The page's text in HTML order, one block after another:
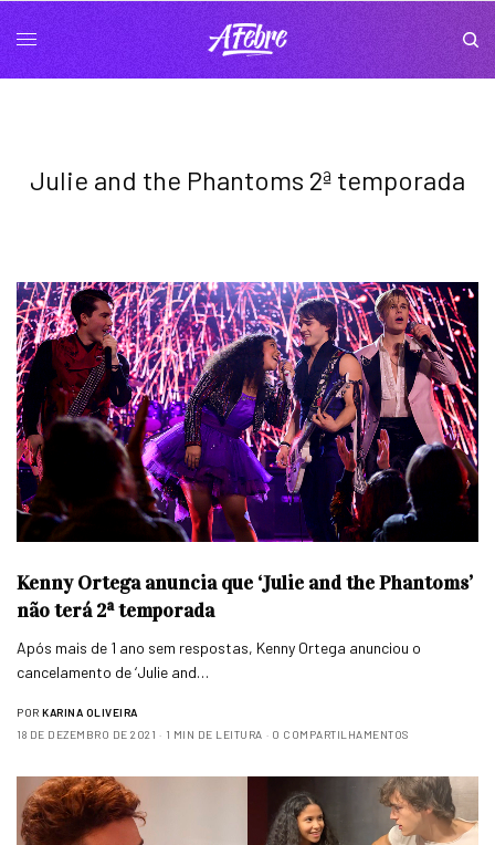
Julie and the Phantoms 2ª temporada
Kenny Ortega anuncia que ‘Julie and the Phantoms’
não terá 2ª temporada
Após mais de 1 ano sem respostas, Kenny Ortega anunciou o
cancelamento de ‘Julie and…
POR KARINA OLIVEIRA
18 DE DEZEMBRO DE 2021
1 MIN DE LEITURA 0 COMPARTILHAMENTOS